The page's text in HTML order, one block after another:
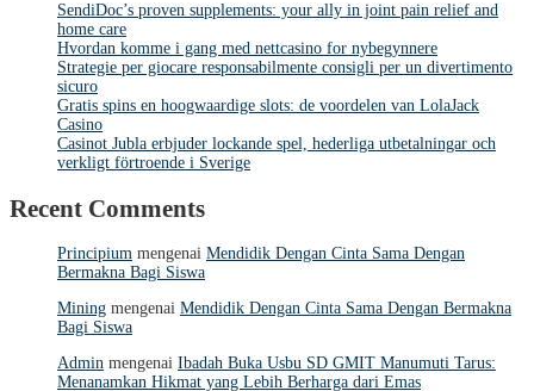
SendiDoc’s proven supplements: your ally in joint pain relief and
home care
Hvordan komme i gang med nettcasino for nybegynnere
Strategie per giocare responsabilmente consigli per un divertimento
sicuro
Gratis spins en hoogwaardige slots: de voordelen van LolaJack
Casino
Casinot Jubla erbjuder lockande spel, hederliga utbetalningar och
verkligt förtroende i Sverige
Recent Comments
Principium mengenai Mendidik Dengan Cinta Sama Dengan
Bermakna Bagi Siswa
Mining mengenai Mendidik Dengan Cinta Sama Dengan Bermakna
Bagi Siswa
Admin mengenai Ibadah Buka Usbu SD GMIT Manumuti Tarus:
Menanamkan Hikmat yang Lebih Berharga dari Emas